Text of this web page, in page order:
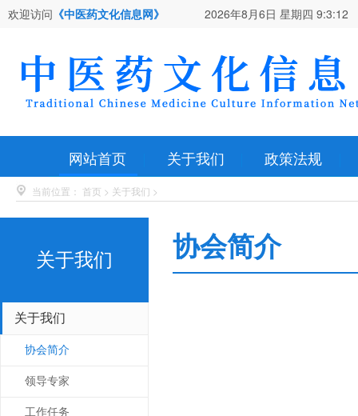
欢迎访问 《中医药文化信息网》 2026年8月6日 星期四 9:3:13
网站首页 关于我们 政策法规
当前位置： 首页 > 关于我们 >
关于我们
关于我们
协会简介
领导专家
工作任务
协会简介